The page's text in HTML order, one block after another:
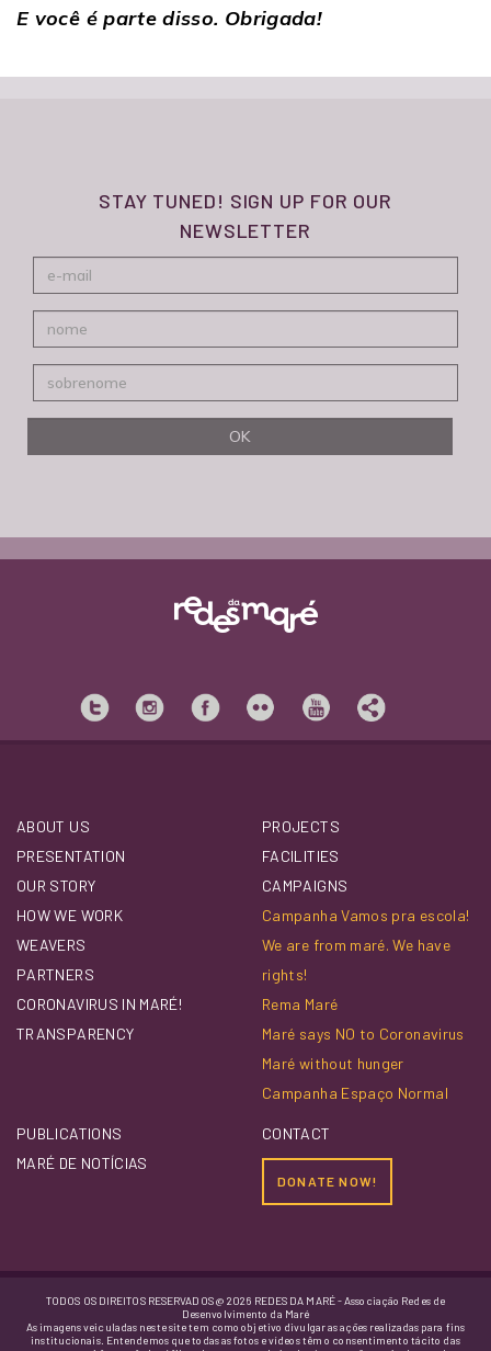
E você é parte disso. Obrigada!
STAY TUNED! SIGN UP FOR OUR
NEWSLETTER
ABOUT US
PRESENTATION
OUR STORY
HOW WE WORK
WEAVERS
PARTNERS
CORONAVIRUS IN MARÉ!
TRANSPARENCY
PROJECTS
FACILITIES
CAMPAIGNS
Campanha Vamos pra escola!
We are from maré. We have
rights!
Rema Maré
Maré says NO to Coronavirus
Maré without hunger
Campanha Espaço Normal
PUBLICATIONS
MARÉ DE NOTÍCIAS
CONTACT
DONATE NOW!
TODOS OS DIREITOS RESERVADOS @ 2026 REDES DA MARÉ - Associação Redes de
Desenvolvimento da Maré
As imagens veiculadas neste site tem como objetivo divulgar as ações realizadas para fins
institucionais. Entendemos que todas as fotos e vídeos têm o consentimento tácito das